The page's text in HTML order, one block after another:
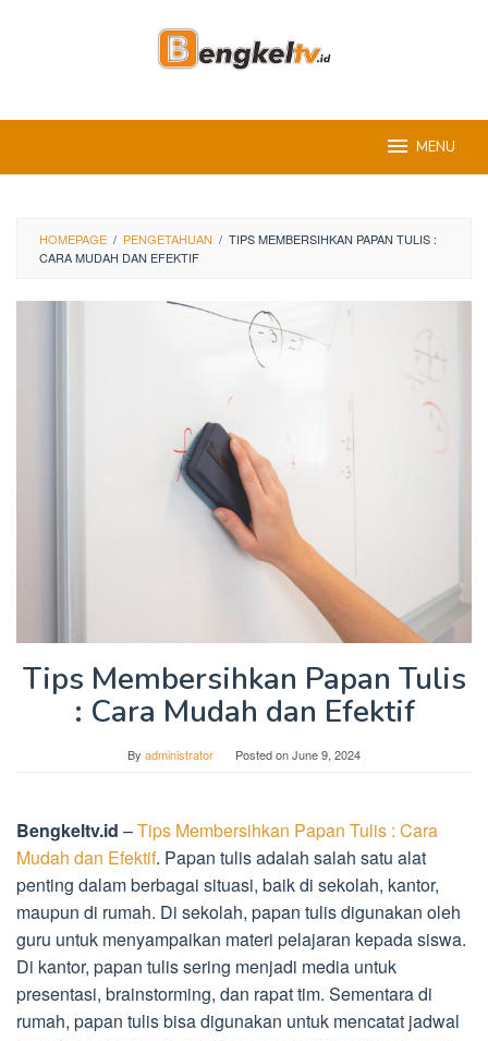
MENU
HOMEPAGE / PENGETAHUAN / TIPS MEMBERSIHKAN PAPAN TULIS :
CARA MUDAH DAN EFEKTIF
Tips Membersihkan Papan Tulis
: Cara Mudah dan Efektif
By administrator Posted onJune 9, 2024
Bengkeltv.id –Tips Membersihkan Papan Tulis : Cara
Mudah dan Efektif. Papan tulis adalah salah satu alat
penting dalam berbagai situasi, baik di sekolah, kantor,
maupun di rumah. Di sekolah, papan tulis digunakan oleh
guru untuk menyampaikan materi pelajaran kepada siswa.
Di kantor, papan tulis sering menjadi media untuk
presentasi, brainstorming, dan rapat tim. Sementara di
rumah, papan tulis bisa digunakan untuk mencatat jadwal